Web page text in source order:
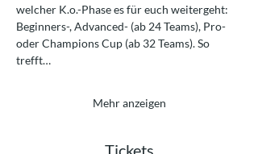
welcher K.o.-Phase es für euch weitergeht:
Beginners-, Advanced- (ab 24 Teams), Pro-
oder Champions Cup (ab 32 Teams). So
trefft…
Mehr anzeigen
Tickets